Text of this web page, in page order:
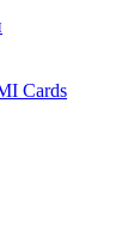
Cards